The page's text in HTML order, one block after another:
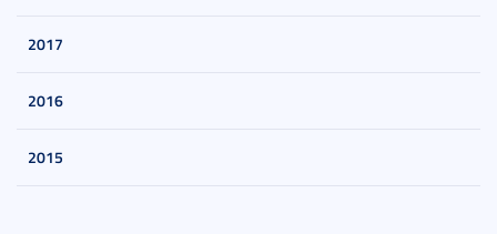
2017
2016
2015